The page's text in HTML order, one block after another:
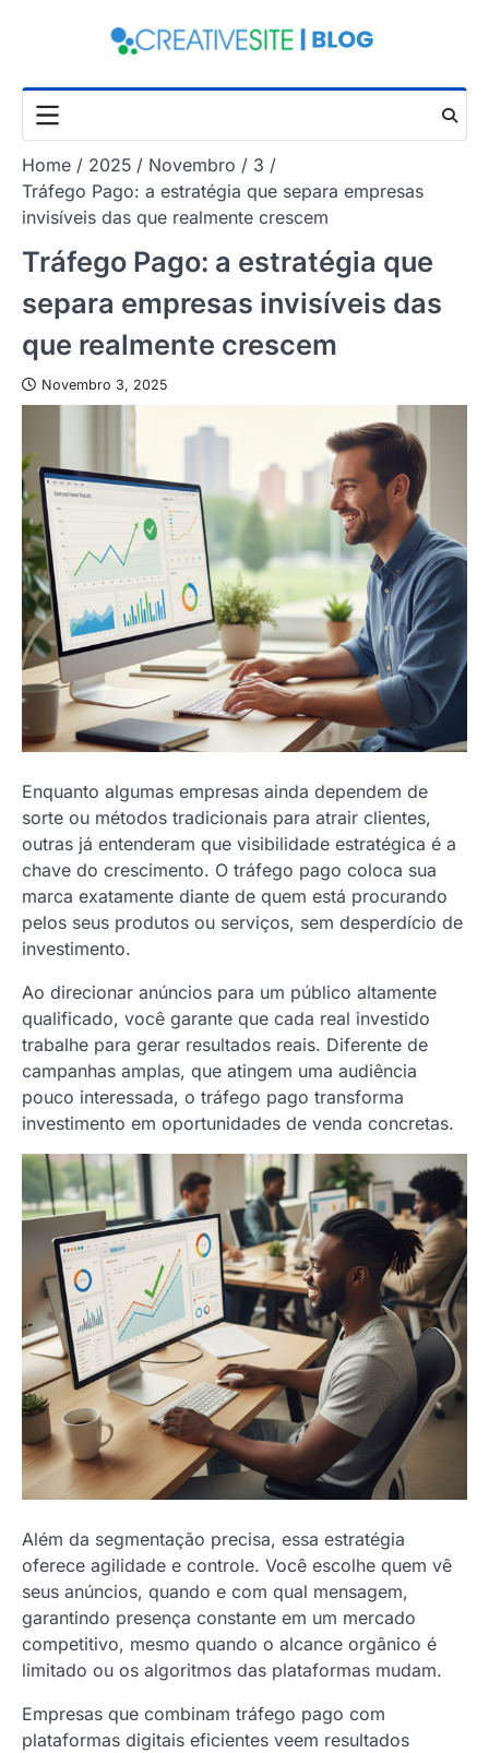
Home 2025 Novembro
3
Tráfego Pago: a estratégia que separa empresas
invisíveis das que realmente crescem
Tráfego Pago: a estratégia que
separa empresas invisíveis das
que realmente crescem
Novembro 3, 2025
Enquanto algumas empresas ainda dependem de
sorte ou métodos tradicionais para atrair clientes,
outras já entenderam que visibilidade estratégica é a
chave do crescimento. O tráfego pago coloca sua
marca exatamente diante de quem está procurando
pelos seus produtos ou serviços, sem desperdício de
investimento.
Ao direcionar anúncios para um público altamente
qualificado, você garante que cada real investido
trabalhe para gerar resultados reais. Diferente de
campanhas amplas, que atingem uma audiência
pouco interessada, o tráfego pago transforma
investimento em oportunidades de venda concretas.
Além da segmentação precisa, essa estratégia
oferece agilidade e controle. Você escolhe quem vê
seus anúncios, quando e com qual mensagem,
garantindo presença constante em um mercado
competitivo, mesmo quando o alcance orgânico é
limitado ou os algoritmos das plataformas mudam.
Empresas que combinam tráfego pago com
plataformas digitais eficientes veem resultados